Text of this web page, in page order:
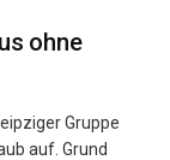
ohne
Gruppe
auf. Grund